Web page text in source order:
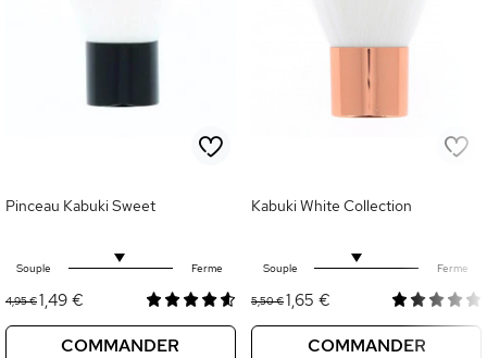
Pinceau Kabuki Sweet
Souple Ferme
4,95 €1,49 €
COMMANDER
Kabuki White Collection
Souple Ferme
5,50 €1,65 €
COMMANDER